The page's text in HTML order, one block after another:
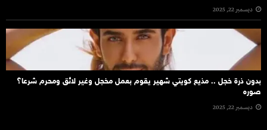
ديسمبر 22, 2025
بدون ذرة خجل .. مذيع كويتي شهير يقوم بعمل مخجل وغير لائق ومحرم شرعا؟
صوره
ديسمبر 22, 2025